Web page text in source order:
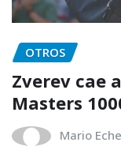
OTROS
Zverev cae
Masters
Mario